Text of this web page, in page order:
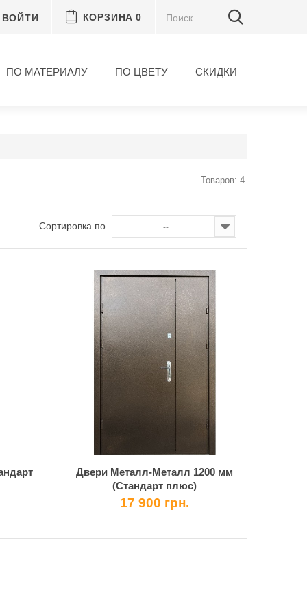
КОРЗИНА 0
ВОЙТИ
ПО МАТЕРИАЛУ ПО ЦВЕТУ СКИДКИ
Товаров: 4.
Сортировка по --
Двери Металл-Металл 1200 мм
(Стандарт плюс)
17 900 грн.